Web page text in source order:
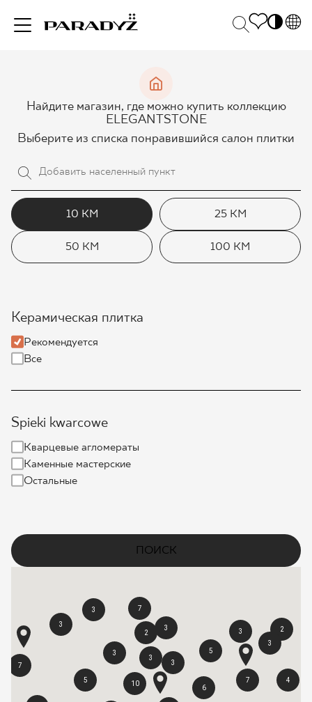
DE
ВДОХНОВЕНИЯ
ПРОДУКЦИЯ
КОЛЛЕКЦИИ
ДЛЯ БИЗНЕСА
Найдите магазин, где можно купить коллекцию
ELEGANTSTONE
Выберите из списка понравившийся салон плитки
10 КМ 25 КМ
50 КМ 100 КМ
Керамическая плитка
Рекомендуется
Все
Spieki kwarcowe
Кварцевые агломераты
Каменные мастерские
Остальные
ПОИСК
5
7
4
3
7
3
10
3
6
3
3
3
3
5
2 2
3
7